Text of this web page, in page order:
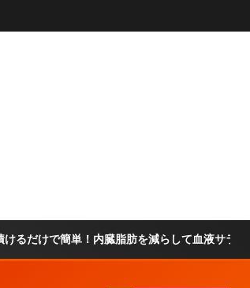
単！内臓脂肪を減らして血液サラサラ＆疲労